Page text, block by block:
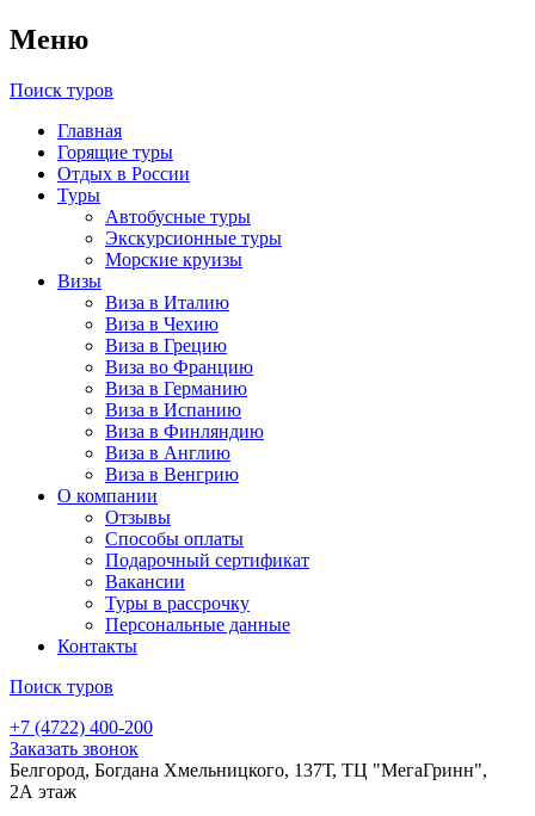
Меню
Поиск туров
Главная
Горящие туры
Отдых в России
Туры
Автобусные туры
Экскурсионные туры
Морские круизы
Визы
Виза в Италию
Виза в Чехию
Виза в Грецию
Виза во Францию
Виза в Германию
Виза в Испанию
Виза в Финляндию
Виза в Англию
Виза в Венгрию
О компании
Отзывы
Способы оплаты
Подарочный сертификат
Вакансии
Туры в рассрочку
Персональные данные
Контакты
Поиск туров
+7 (4722) 400-200
Заказать звонок
Белгород, Богдана Хмельницкого, 137Т, ТЦ "МегаГринн",
2А этаж